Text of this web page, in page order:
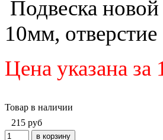
Подвеска
10мм,
Цена указана за
Товар в наличии
215 руб